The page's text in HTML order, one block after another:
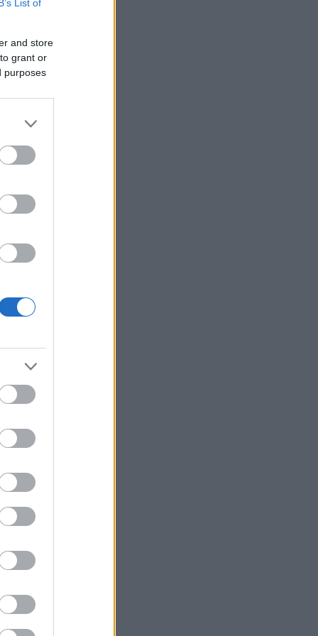
List of
and store
grant or
purposes